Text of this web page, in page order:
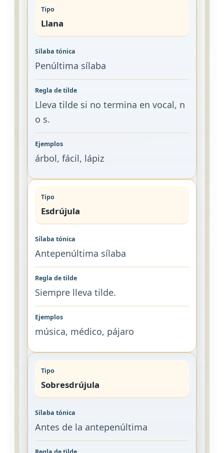
Llana
Penúltima sílaba
Lleva tilde si no termina en vocal, n
o s.
árbol, fácil, lápiz
Esdrújula
Antepenúltima sílaba
Siempre lleva tilde.
música, médico, pájaro
Sobresdrújula
Antes de la antepenúltima